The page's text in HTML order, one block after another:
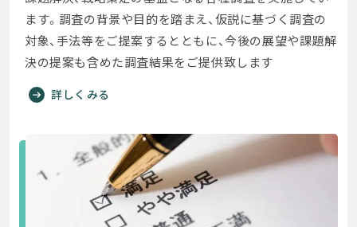
ます。調査の背景や目的を踏まえ、仮説に基づく調査の
対象、手法等をご提案するとともに、今後の展望や課題解
決の提案も含めた調査結果をご提供致します
詳しくみる